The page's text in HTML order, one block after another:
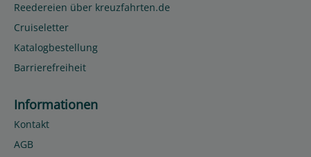
Reedereien über kreuzfahrten.de
Cruiseletter
Katalogbestellung
Barrierefreiheit
Informationen
Kontakt
AGB